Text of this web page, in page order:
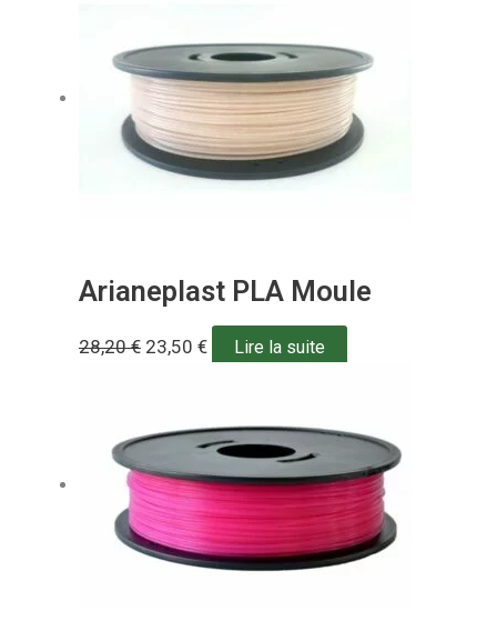
Arianeplast PLA Moule
28,20€ 23,50 € Lire la suite